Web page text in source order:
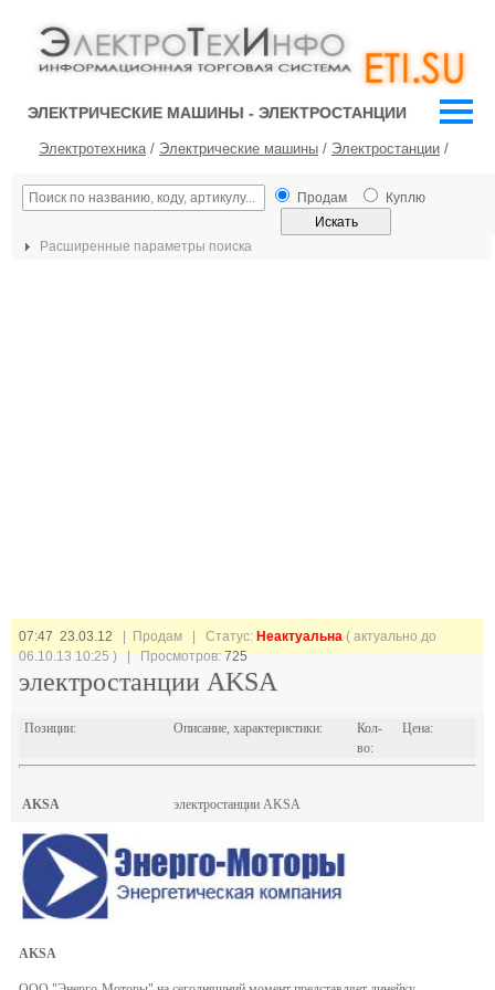
ЭЛЕКТРИЧЕСКИЕ МАШИНЫ - ЭЛЕКТРОСТАНЦИИ
Электротехника/ Электрические машины / Электростанции /
Продам Куплю
Расширенные параметры поиска
07:47 23.03.12 | Продам | Статус: Неактуальна ( актуально до
06.10.13 10:25 ) | Просмотров:725
электростанции AKSA
Позиции: Описание, характеристики:
Кол-
во:
Цена:
AKSA электростанции AKSA
AKSA